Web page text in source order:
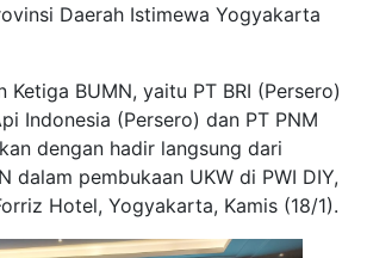
Daerah Istimewa Yogyakarta
Ketiga BUMN, yaitu PT BRI (Persero)
Indonesia (Persero) dan PT PNM
dengan hadir langsung dari
dalam pembukaan UKW di PWI DIY,
Hotel, Yogyakarta, Kamis (18/1).